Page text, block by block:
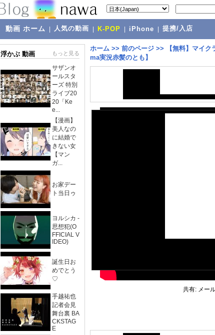
動画 ホーム 人気の動画 K-POP iPhone 提携/入店
浮かぶ 動画 もっと見る
サザンオ
ールスタ
ーズ 特別
ライブ20
20「Ke
e...
【漫画】
美人なの
に結婚で
きない女
【マン
ガ...
お家デー
ト当日ゥ
ヨルシカ -
思想犯(O
FFICIAL V
IDEO)
誕生日お
めでとう
♡
手越祐也
記者会見
舞台裏 BA
CKSTAG
E
ホーム >> 前のページ >>
【無料】マイ
ma実況赤髪のとも】
共有: メー